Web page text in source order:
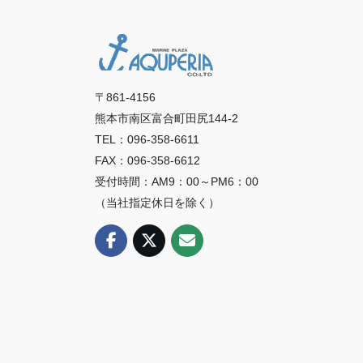
〒861-4156
熊本市南区富合町田尻144-2
TEL：096-358-6611
FAX：096-358-6612
受付時間：AM9：00～PM6：00
（当社指定休日を除く）